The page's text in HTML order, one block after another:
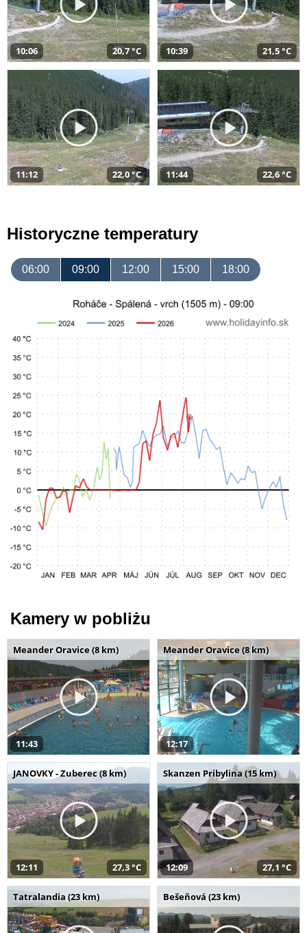
10:06 20,7 °C 10:39 21,5 °C
11:12 22,0 °C 11:44 22,6 °C
Historyczne temperatury
06:00 09:00 12:00 15:00 18:00
Kamery w pobliżu
Meander Oravice (8 km)
11:43
Meander Oravice (8 km)
12:17
JANOVKY - Zuberec (8 km)
12:11 27,3 °C
Skanzen Pribylina (15 km)
12:09 27,1 °C
Tatralandia (23 km) Bešeňová (23 km)